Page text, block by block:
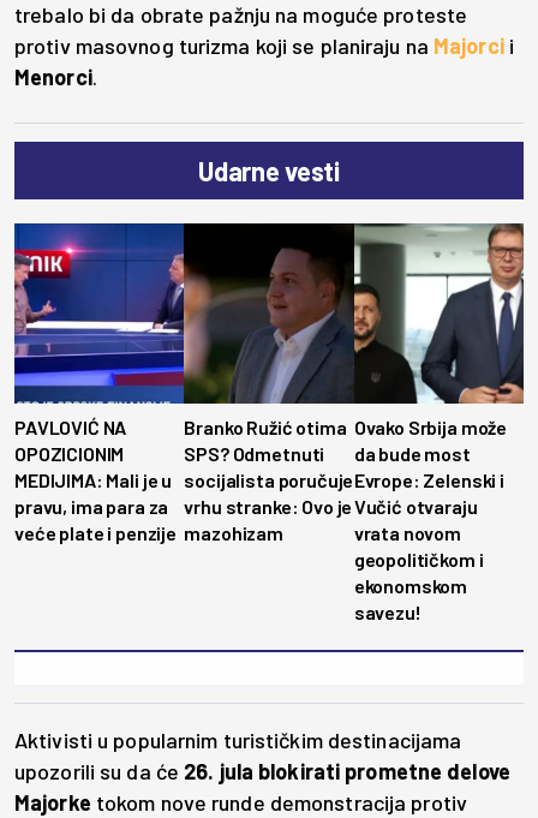
trebalo bi da obrate pažnju na moguće proteste
protiv masovnog turizma koji se planiraju na Majorcii
Menorci.
Udarne vesti
PAVLOVIĆ NA
OPOZICIONIM
MEDIJIMA: Mali je u
pravu, ima para za
veće plate i penzije
Branko Ružić otima
SPS? Odmetnuti
socijalista poručuje
vrhu stranke: Ovo je
mazohizam
Ovako Srbija može
da bude most
Evrope: Zelenski i
Vučić otvaraju
vrata novom
geopolitičkom i
ekonomskom
savezu!
Aktivisti u popularnim turističkim destinacijama
upozorili su da će 26. jula blokirati prometne delove
Majorke tokom nove runde demonstracija protiv